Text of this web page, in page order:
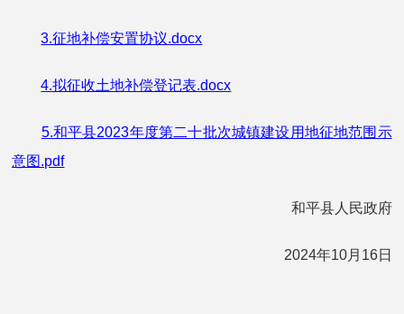
3.征地补偿安置协议.docx
4.拟征收土地补偿登记表.docx
5.和平县2023年度第二十批次城镇建设用地征地范围示
意图.pdf
和平县人民政府
2024年10月16日